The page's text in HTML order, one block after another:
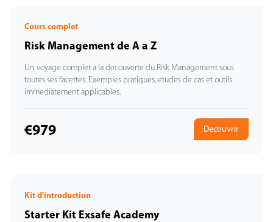
Cours complet
Risk Management de A a Z
Un voyage complet a la decouverte du Risk Management sous
toutes ses facettes. Exemples pratiques, etudes de cas et outils
immediatement applicables.
€979 Decouvrir
Kit d'introduction
Starter Kit Exsafe Academy